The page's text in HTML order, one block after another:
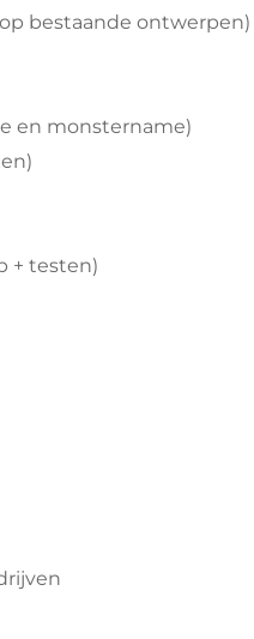
bestaande ontwerpen)
en monstername)
+ testen)